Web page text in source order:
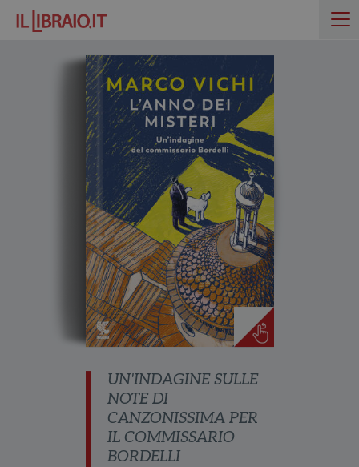
UN'INDAGINE SULLE
NOTE DI
CANZONISSIMA PER
IL COMMISSARIO
BORDELLI